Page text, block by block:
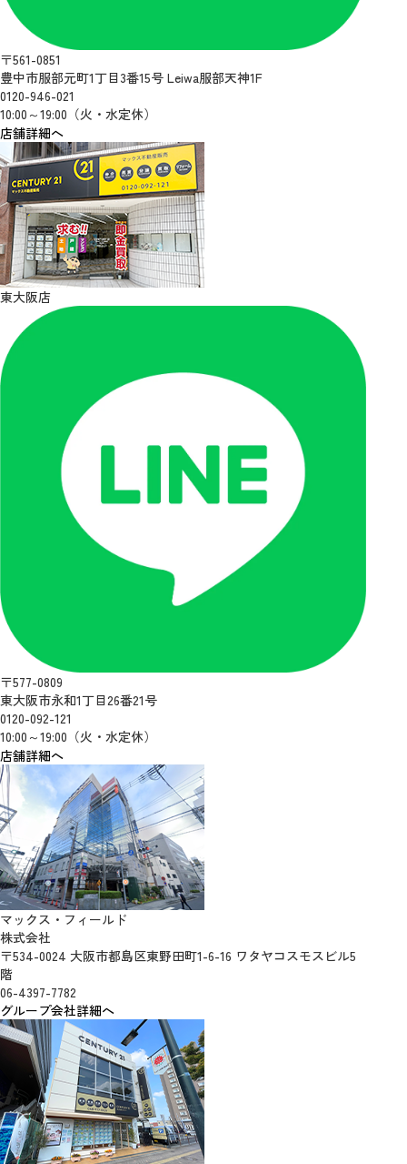
〒561-0851
豊中市服部元町1丁目3番15号 Leiwa服部天神1F
0120-946-021
10:00～19:00（火・水定休）
店舗詳細へ
東大阪店
〒577-0809
東大阪市永和1丁目26番21号
0120-092-121
10:00～19:00（火・水定休）
店舗詳細へ
マックス・フィールド
株式会社
〒534-0024 大阪市都島区東野田町1-6-16 ワタヤコスモスビル5
階
06-4397-7782
グループ会社詳細へ